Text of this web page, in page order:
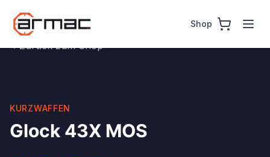
Shop
Zurück zum Shop
KURZWAFFEN
Glock 43X MOS